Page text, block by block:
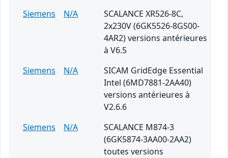
Siemens
N/A
SCALANCE XR526-8C,
2x230V (6GK5526-8GS00-
4AR2) versions antérieures
à V6.5
Siemens
N/A
SICAM GridEdge Essential
Intel (6MD7881-2AA40)
versions antérieures à
V2.6.6
Siemens
N/A
SCALANCE M874-3
(6GK5874-3AA00-2AA2)
toutes versions